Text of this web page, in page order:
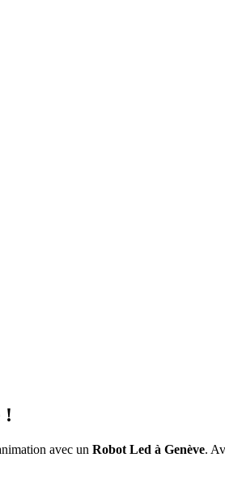
!
avec un Robot Led à Genève.